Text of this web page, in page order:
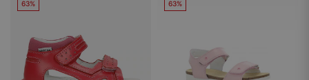
63% 63%